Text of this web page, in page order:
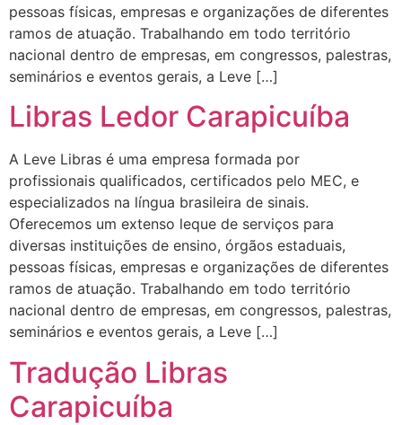
pessoas físicas, empresas e organizações de diferentes
ramos de atuação. Trabalhando em todo território
nacional dentro de empresas, em congressos, palestras,
seminários e eventos gerais, a Leve […]
Libras Ledor Carapicuíba
A Leve Libras é uma empresa formada por
profissionais qualificados, certificados pelo MEC, e
especializados na língua brasileira de sinais.
Oferecemos um extenso leque de serviços para
diversas instituições de ensino, órgãos estaduais,
pessoas físicas, empresas e organizações de diferentes
ramos de atuação. Trabalhando em todo território
nacional dentro de empresas, em congressos, palestras,
seminários e eventos gerais, a Leve […]
Tradução Libras
Carapicuíba